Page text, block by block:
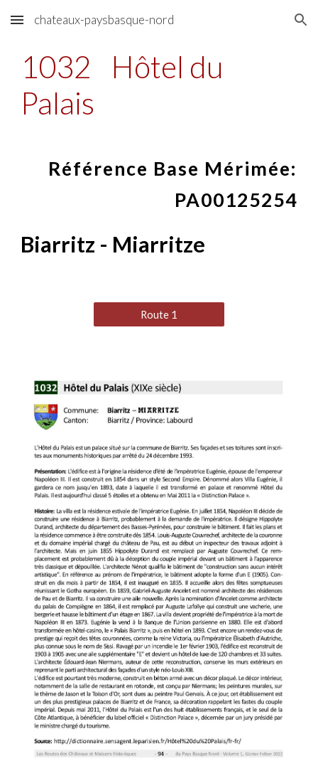
Skip to main content Skip to navigation
chateaux-paysbasque-nord
1032
Hôtel du
Palais
Référence Base Mérimée:
PA00125254
Biarritz - Miarritze
Route 1